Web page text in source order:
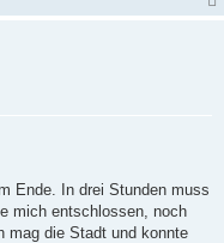
Ende. In drei Stunden muss
mich entschlossen, noch
mag die Stadt und konnte